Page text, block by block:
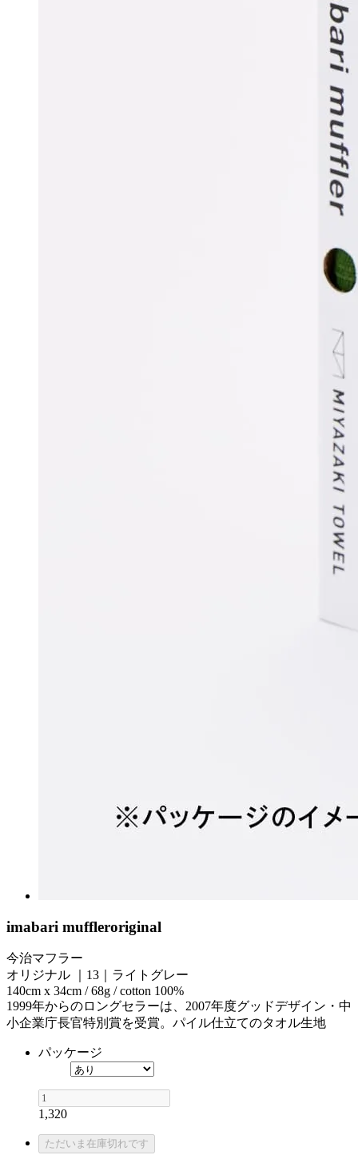
imabari muffleroriginal
今治マフラー
オリジナル ｜13｜ライトグレー
140cm x 34cm / 68g / cotton 100%
1999年からのロングセラーは、2007年度グッドデザイン・中
小企業庁長官特別賞を受賞。パイル仕立てのタオル生地
パッケージ
1,320